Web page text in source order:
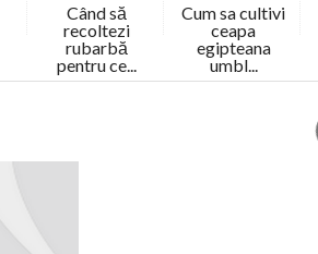
Când să
recoltezi
rubarbă
pentru ce...
Cum sa cultivi
ceapa
egipteana
umbl...